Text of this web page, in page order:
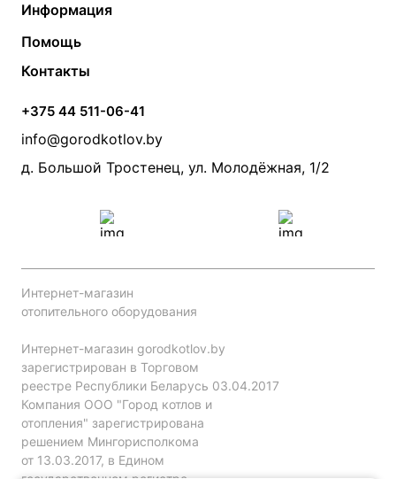
Твердотопливные котлы
Электрические котлы
Банные печи
Камины и печи
Теплый пол
Радиаторы
Насосы
Дымоходы
Информация
Контакты
Статьи
Акции
Производители
Помощь
Монтаж систем отопления
Прайс по монтажу систем отопления
Проект систем отопления
Контакты
+375 44 511-06-41
info@gorodkotlov.by
д. Большой Тростенец, ул. Молодёжная, 1/2
Интернет-магазин
отопительного оборудования
Интернет-магазин gorodkotlov.by
зарегистрирован в Торговом
реестре Республики Беларусь 03.04.2017
Компания ООО "Город котлов и
отопления" зарегистрирована
решением Мингорисполкома
от 13.03.2017, в Едином